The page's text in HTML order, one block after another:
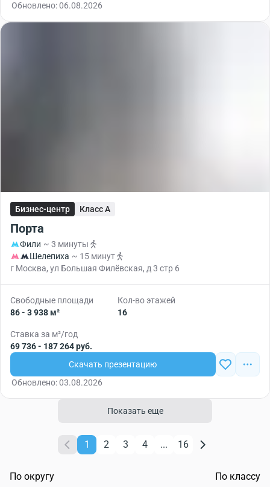
Обновлено: 06.08.2026
Бизнес-центр Класс A
Порта
Фили ~ 3 минуты
Шелепиха ~ 15 минут
г Москва, ул Большая Филёвская, д 3 стр 6
Свободные площади
86 - 3 938 м²
Кол-во этажей
16
Ставка за м²/год
69 736 - 187 264 руб.
Скачать презентацию
Обновлено: 03.08.2026
Показать еще
1 2 3 4 ... 16
По округу
По классу